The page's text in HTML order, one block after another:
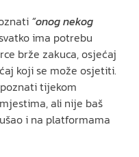
“onog nekog
ima potrebu
brže zakuca, osjećaj
koji se može osjetiti.
tijekom
ali nije baš
i na platformama